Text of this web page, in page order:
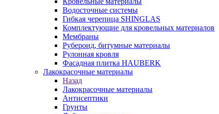
Водосточные системы
Гибкая черепица SHINGLAS
Комплектующие для кровельных материалов
Мембраны
Рубероид, битумные материалы
Рулонная кровля
Фасадная плитка HAUBERK
Лакокрасочные материалы
Назад
Лакокрасочные материалы
Антисептики
Грунты